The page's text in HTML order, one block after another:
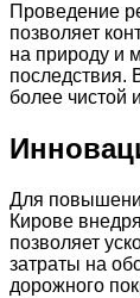
Проведение
позволяет
на природу и
последствия.
более чистой
Для
Кирове
позволяет
затраты на
дорожного